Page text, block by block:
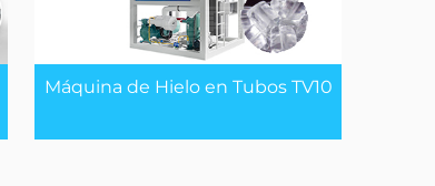
Máquina de Hielo en Tubos TV10